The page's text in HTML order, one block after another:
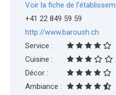
Voir la fiche de
+41 22 849 59 59
http://www.baroush.ch
Service :
Cuisine :
Décor :
Ambiance :